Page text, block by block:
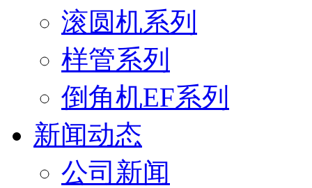
滚圆机系列
样管系列
倒角机EF系列
新闻动态
公司新闻